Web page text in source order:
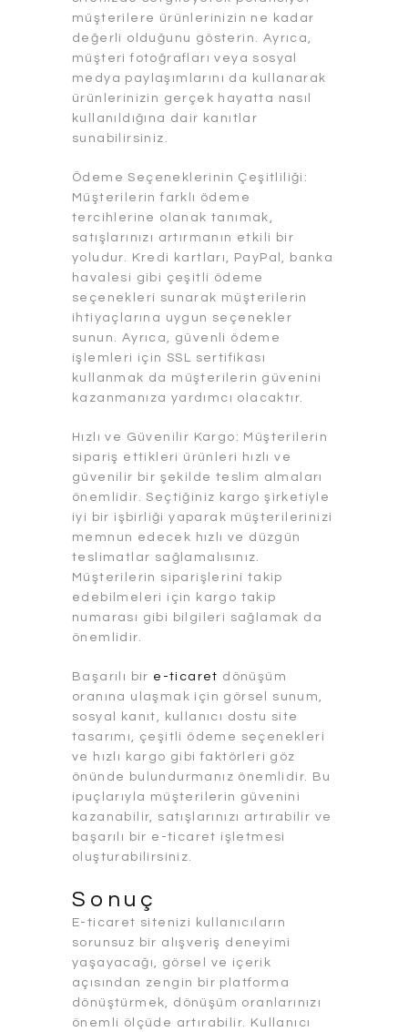
müşterilere ürünlerinizin ne kadar
değerli olduğunu gösterin. Ayrıca,
müşteri fotoğrafları veya sosyal
medya paylaşımlarını da kullanarak
ürünlerinizin gerçek hayatta nasıl
kullanıldığına dair kanıtlar
sunabilirsiniz.
Ödeme Seçeneklerinin Çeşitliliği:
Müşterilerin farklı ödeme
tercihlerine olanak tanımak,
satışlarınızı artırmanın etkili bir
yoludur. Kredi kartları, PayPal, banka
havalesi gibi çeşitli ödeme
seçenekleri sunarak müşterilerin
ihtiyaçlarına uygun seçenekler
sunun. Ayrıca, güvenli ödeme
işlemleri için SSL sertifikası
kullanmak da müşterilerin güvenini
kazanmanıza yardımcı olacaktır.
Hızlı ve Güvenilir Kargo: Müşterilerin
sipariş ettikleri ürünleri hızlı ve
güvenilir bir şekilde teslim almaları
önemlidir. Seçtiğiniz kargo şirketiyle
iyi bir işbirliği yaparak müşterilerinizi
memnun edecek hızlı ve düzgün
teslimatlar sağlamalısınız.
Müşterilerin siparişlerini takip
edebilmeleri için kargo takip
numarası gibi bilgileri sağlamak da
önemlidir.
Başarılı bir e-ticaret dönüşüm
oranına ulaşmak için görsel sunum,
sosyal kanıt, kullanıcı dostu site
tasarımı, çeşitli ödeme seçenekleri
ve hızlı kargo gibi faktörleri göz
önünde bulundurmanız önemlidir. Bu
ipuçlarıyla müşterilerin güvenini
kazanabilir, satışlarınızı artırabilir ve
başarılı bir e-ticaret işletmesi
oluşturabilirsiniz.
Sonuç
E-ticaret sitenizi kullanıcıların
sorunsuz bir alışveriş deneyimi
yaşayacağı, görsel ve içerik
açısından zengin bir platforma
dönüştürmek, dönüşüm oranlarınızı
önemli ölçüde artırabilir. Kullanıcı